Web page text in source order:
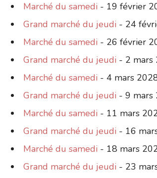
Marché du samedi - 19 février
Grand marché du jeudi - 24
Marché du samedi - 26 février
Grand marché du jeudi - 2
Marché du samedi - 4 mars
Grand marché du jeudi - 9
Marché du samedi - 11 mars
Grand marché du jeudi - 16
Marché du samedi - 18 mars
Grand marché du jeudi - 23